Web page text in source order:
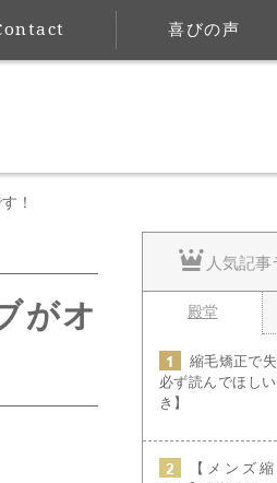
喜びの声
！
がオ
人気記
殿堂
縮毛矯正で
必ず読んでほし
き】
【メンズ